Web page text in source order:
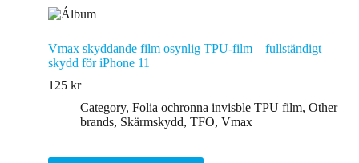
Vmax skyddande film osynlig TPU-film – fullständigt
skydd för iPhone 11
125 kr
Category, Folia ochronna invisble TPU film, Other
brands, Skärmskydd, TFO, Vmax